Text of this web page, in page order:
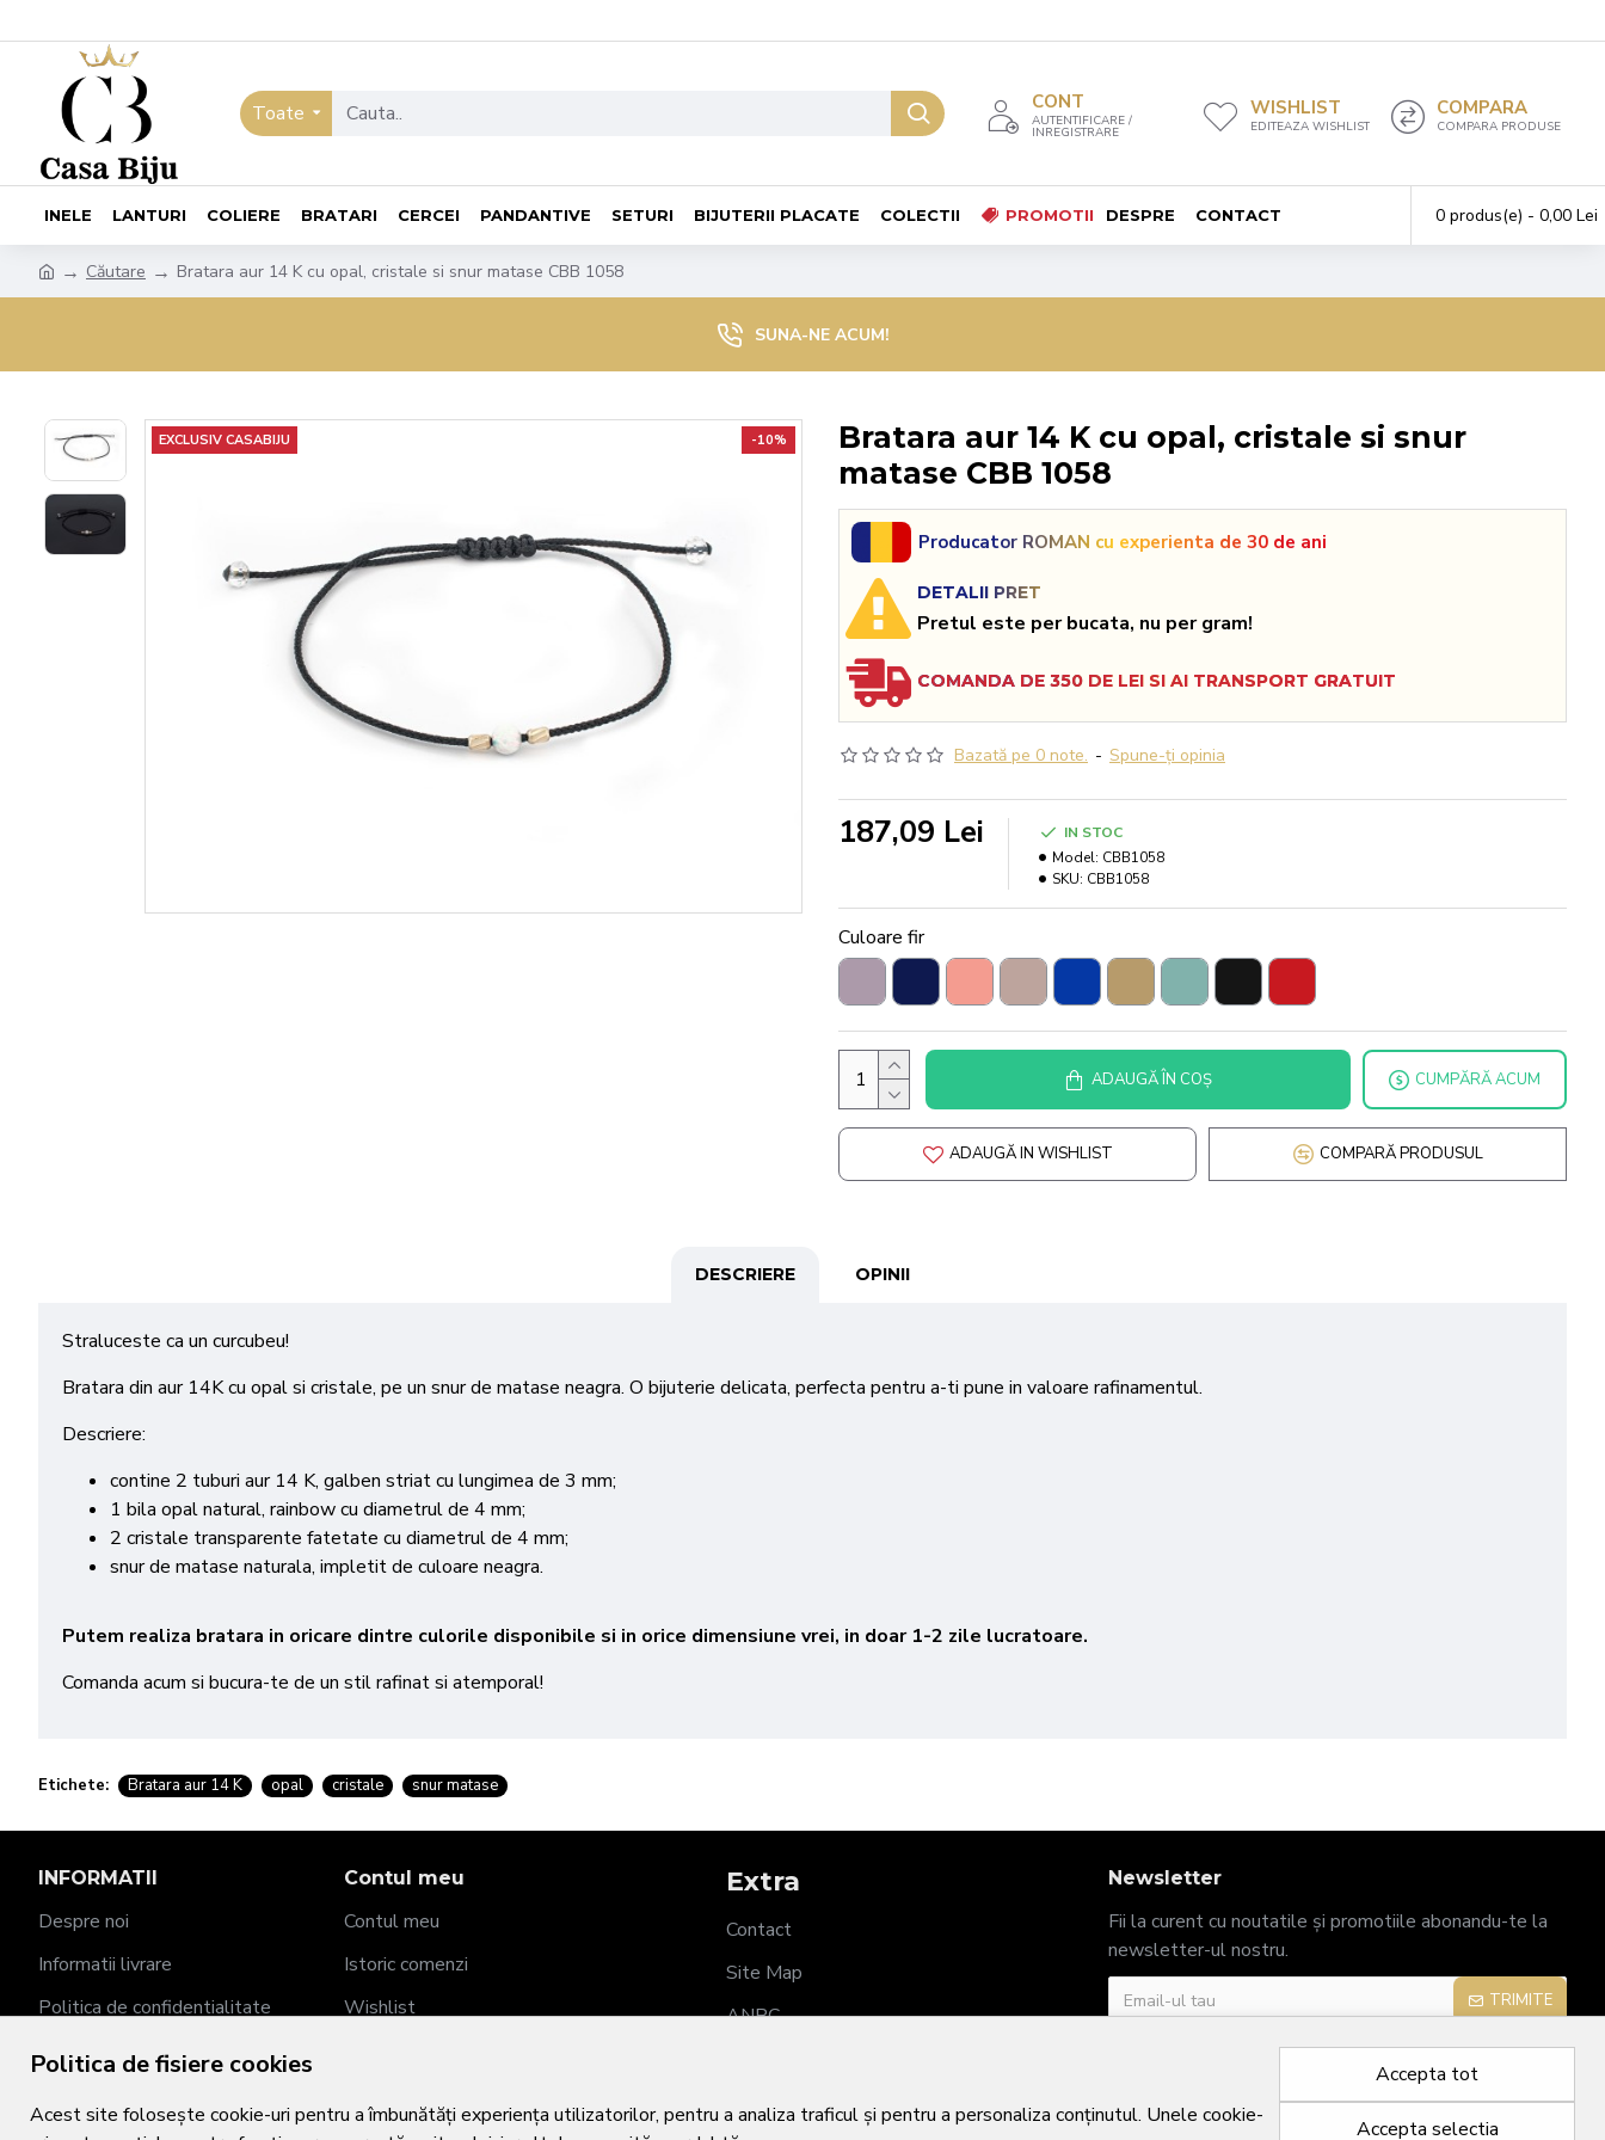
Toate CONT
AUTENTIFICARE /
INREGISTRARE
WISHLIST
EDITEAZA WISHLIST
COMPARA
COMPARA PRODUSE
INELE LANTURI COLIERE BRATARI CERCEI PANDANTIVE SETURI BIJUTERII PLACATE COLECTII PROMOTII DESPRE CONTACT 0 produs(e) - 0,00 Lei
Căutare Bratara aur 14 K cu opal, cristale si snur matase CBB 1058
SUNA-NE ACUM!
EXCLUSIV CASABIJU -10%
Bratara aur 14 K cu opal, cristale si snur
matase CBB 1058
Producator ROMAN cu experienta de 30 de ani
DETALII PRET
Pretul este per bucata, nu per gram!
COMANDA DE 350 DE LEI SI AI TRANSPORT GRATUIT
Bazată pe 0 note. - Spune-ţi opinia
187,09 Lei
IN STOC
Model: CBB1058
SKU: CBB1058
Culoare fir
ADAUGĂ ÎN COŞ CUMPĂRĂ ACUM
ADAUGĂ IN WISHLIST COMPARĂ PRODUSUL
DESCRIERE OPINII
Straluceste ca un curcubeu!
Bratara din aur 14K cu opal si cristale, pe un snur de matase neagra. O bijuterie delicata, perfecta pentru a-ti pune in valoare rafinamentul.
Descriere:
contine 2 tuburi aur 14 K, galben striat cu lungimea de 3 mm;
1 bila opal natural, rainbow cu diametrul de 4 mm;
2 cristale transparente fatetate cu diametrul de 4 mm;
snur de matase naturala, impletit de culoare neagra.
Putem realiza bratara in oricare dintre culorile disponibile si in orice dimensiune vrei, in doar 1-2 zile lucratoare.
Comanda acum si bucura-te de un stil rafinat si atemporal!
Etichete: Bratara aur 14 K opal cristale snur matase
INFORMATII
Despre noi
Informatii livrare
Politica de confidentialitate
Termeni si conditii
Contul meu
Contul meu
Istoric comenzi
Wishlist
Extra
Contact
Site Map
ANPC
Newsletter
Fii la curent cu noutatile și promotiile abonandu-te la
newsletter-ul nostru.
TRIMITE
Politica de fisiere cookies
Acest site folosește cookie-uri pentru a îmbunătăți experiența utilizatorilor, pentru a analiza traficul și pentru a personaliza conținutul. Unele cookie-
Accepta tot
Accepta selectia